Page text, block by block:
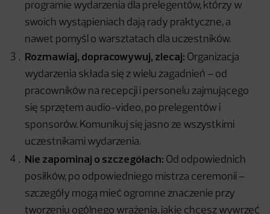
programie wydarzenia dla prelegentów, którzy w
swoich wystąpieniach dają rady praktyczne, a
nawet pomyśl o warsztatach dla uczestników.
Rozmawiaj, dopracowywuj, zlecaj: Organizacja
wydarzenia składa się z wielu zagadnień – od
pracowników na recepcji i personelu zajmującego
się sprzętem audio-video, po prelegentów i
sponsorów. Komunikuj się jasno ze wszystkimi
uczestnikami wydarzenia.
Nie zapominaj o szczegółach: Od odpowiednich
posiłków, po odpowiedniego mistrza ceremonii –
szczegóły mogą mieć ogromne znaczenie przy
tworzeniu ogólnego wrażenia, jakie chcesz wywrzeć